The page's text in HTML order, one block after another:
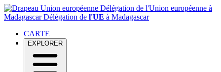
Délégation de l'Union européenne à
MadagascarDélégation de l'UE à Madagascar
CARTE
EXPLORER